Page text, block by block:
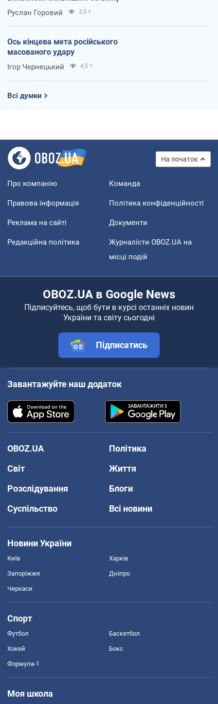
Руслан Горовий 3,3 т.
Ось кінцева мета російського
масованого удару
Ігор Чернецький 4,5 т.
Всі думки
На початок
Про компанію Команда
Правова інформація Політика конфіденційності
Реклама на сайті Документи
Редакційна політика
Журналісти OBOZ.UA на
місці подій
OBOZ.UA в Google News
Підписуйтесь, щоб бути в курсі останніх новин
України та світу сьогодні
Підписатись
Завантажуйте наш додаток
OBOZ.UA
Політика
Світ
Життя
Розслідування
Блоги
Суспільство
Всі новини
Новини України
Київ Харків
Запоріжжя Дніпро
Черкаси
Спорт
Футбол Баскетбол
Хокей Бокс
Формула-1
Моя школа